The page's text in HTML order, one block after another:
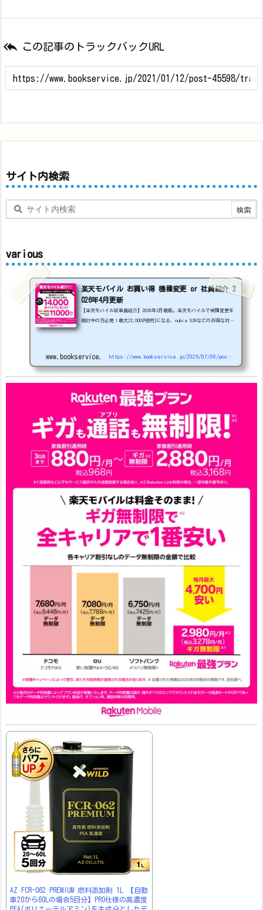
 この記事のトラックバックURL
サイト内検索
various
楽天モバイル お買い得 機種変更 or 社員紹介 2
026年4月更新
【楽天モバイル従業員紹介】2026年2月最新。楽天モバイルで機種変更を
検討中の方必見！最大22,000円割引になる、nubia S2Rなどのお得な対象
arrows We2 1円 arrows We2 Plus #1円 値
www.bookservice.jp https://www.bookservice.jp/2025/07/06/post-48181
AZ FCR-062 PREMIUM 燃料添加剤 1L 【自動
車20から60Lの場合5回分】PRO仕様の高濃度